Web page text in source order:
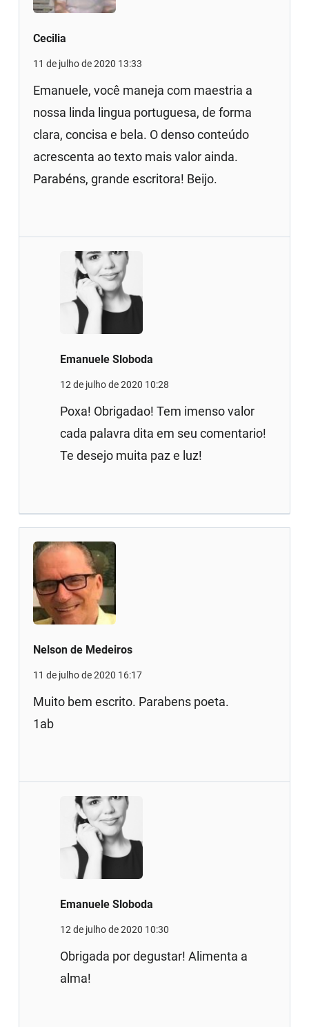
Cecilia
11 de julho de 2020 13:33
Emanuele, você maneja com maestria a
nossa linda lingua portuguesa, de forma
clara, concisa e bela. O denso conteúdo
acrescenta ao texto mais valor ainda.
Parabéns, grande escritora! Beijo.
Emanuele Sloboda
12 de julho de 2020 10:28
Poxa! Obrigadao! Tem imenso valor
cada palavra dita em seu comentario!
Te desejo muita paz e luz!
Nelson de Medeiros
11 de julho de 2020 16:17
Muito bem escrito. Parabens poeta.
1ab
Emanuele Sloboda
12 de julho de 2020 10:30
Obrigada por degustar! Alimenta a
alma!